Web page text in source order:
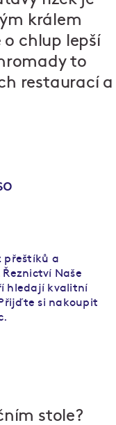
králem
o chlup lepší
to
restaurací a
přeštíků a
Naše
hledají kvalitní
si nakoupit
stole?